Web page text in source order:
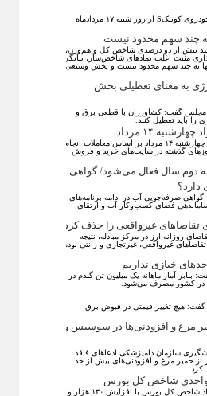
طرح فروش مشارکت در تولید خودروی کوییکS از روز شنبه ۱۷ مردادماه
چند سهم محدود نیست
بیش از دو درصدی شاخص کل و هم‌وزن،
مثبت اغلب نماد‌های شاخص‌ساز، بیانگر
به چند سهم محدود نیست و بخش وسیعی
انرژی به معنای تعطیلی بخش
گفت: کشاورزان با قطعی برق و
را باید تعطیل کنند.
۱۴ مرداد
قیمت خودرو در بازار آزاد امروز چهارشنبه ۱۴ مرداد بر اساس معاملات انجام
گذشته در سایت‌های خرید و فروش
دوم سال فعال می‌شود/ گواهی
صرفه‌جویی آب در ادامه برنامه‌های
فضای کسب‌وکار آب و ارتقای
تقاضاهای غیرواقعی را حذف کرد
روزانه ارز در مرکز مبادله، نتیجه
غیرواقعی، غیرتجاری و رانتی بوده
خبازی نداریم
آمار ماهانه یک میلیون تن گندم در
در کشور مصرف می‌شود.
هیچ تغییر قیمتی در قبوض برق
مرغ و افزودنی‌ها در سوسیس و
سازمان دامپزشکی ادعاهای فاقد
از خمیر مرغ و افزودنی‌های بیش از حد
کرد.
در جریان معاملات امروز ۱۴ مرداد شاخص کل بورس با افزایش ۱۳۰ هزار و